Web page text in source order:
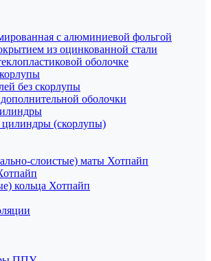
с алюминиевой фольгой
из оцинкованной стали
оболочке
без скорлупы
оболочки
(скорлупы)
слоистые) маты Хотпайп
кольца Хотпайп